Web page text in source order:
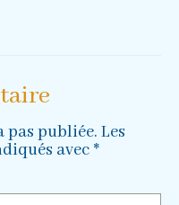
pas publiée. Les
avec *